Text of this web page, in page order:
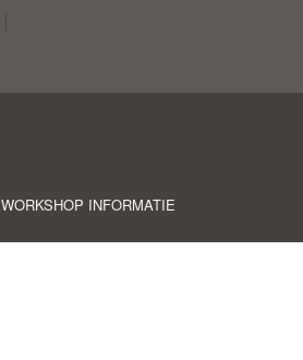
WORKSHOP INFORMATIE